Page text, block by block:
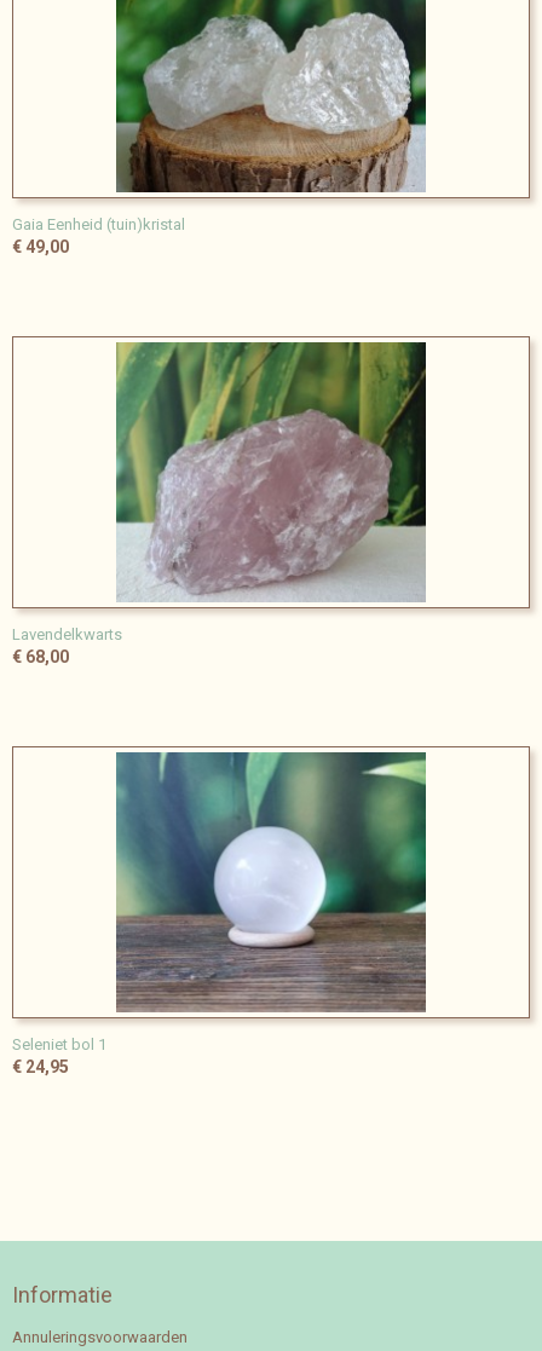
Gaia Eenheid (tuin)kristal
€ 49,00
Lavendelkwarts
€ 68,00
Seleniet bol 1
€ 24,95
Informatie
Annuleringsvoorwaarden